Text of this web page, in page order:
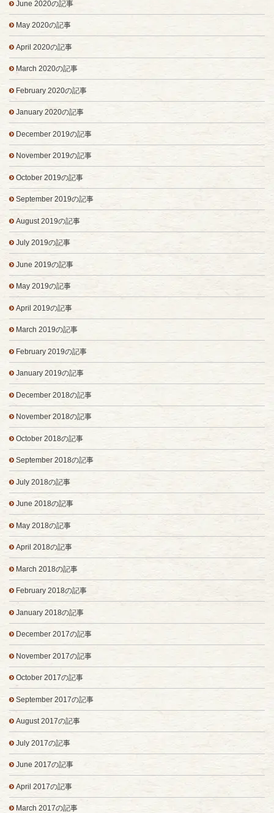
June 2020の記事
May 2020の記事
April 2020の記事
March 2020の記事
February 2020の記事
January 2020の記事
December 2019の記事
November 2019の記事
October 2019の記事
September 2019の記事
August 2019の記事
July 2019の記事
June 2019の記事
May 2019の記事
April 2019の記事
March 2019の記事
February 2019の記事
January 2019の記事
December 2018の記事
November 2018の記事
October 2018の記事
September 2018の記事
July 2018の記事
June 2018の記事
May 2018の記事
April 2018の記事
March 2018の記事
February 2018の記事
January 2018の記事
December 2017の記事
November 2017の記事
October 2017の記事
September 2017の記事
August 2017の記事
July 2017の記事
June 2017の記事
April 2017の記事
March 2017の記事